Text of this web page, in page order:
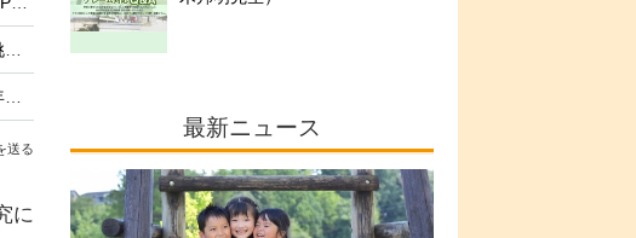
高知大・須崎市・CoIUが連携協定、地域課題に挑む「共創型人材」育成へ
岐阜大と鳥取大、共同獣医学部設置構想…2028年度の設置へ
送る
に
最新ニュース